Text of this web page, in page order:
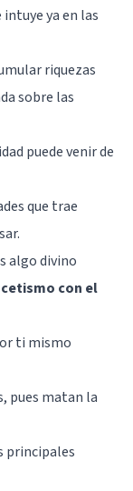
ya en las
riquezas
sobre las
puede venir de
que trae
algo divino
con el
ti mismo
pues matan la
principales